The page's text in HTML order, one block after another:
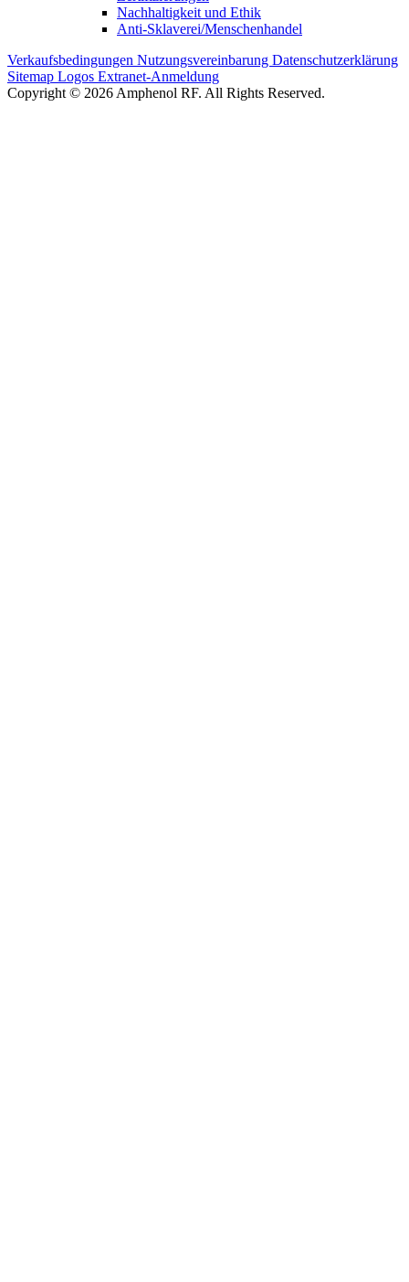
Nachhaltigkeit und Ethik
Anti-Sklaverei/Menschenhandel
Verkaufsbedingungen Nutzungsvereinbarung Datenschutzerklärung
Sitemap Logos Extranet-Anmeldung
Copyright © 2026 Amphenol RF. All Rights Reserved.